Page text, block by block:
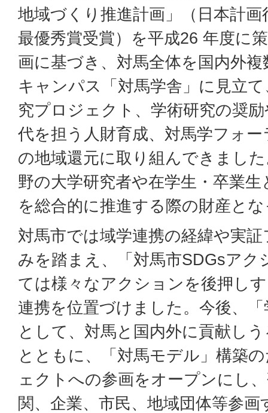
地域づくり推進計画」（日本計
最優秀賞受賞）を平成26 年度に
画に基づき、対馬全体を国内外
キャンパス「対馬学舎」に見立
究プロジェクト、学術研究の奨
代を担う人財育成、対馬学フォ
の地域還元に取り組んできまし
野の大学研究者や在学生・卒業
を総合的に推進する際の財産と
対馬市では域学連携の経緯や実
みを踏まえ、「対馬市SDGsア
ては様々なアクションを後押し
連携を位置づけました。今後、
として、対馬と国内外に貢献し
とともに、「対馬モデル」構築
ェクトへの参画をオープンにし
関、企業、市民、地域団体等参